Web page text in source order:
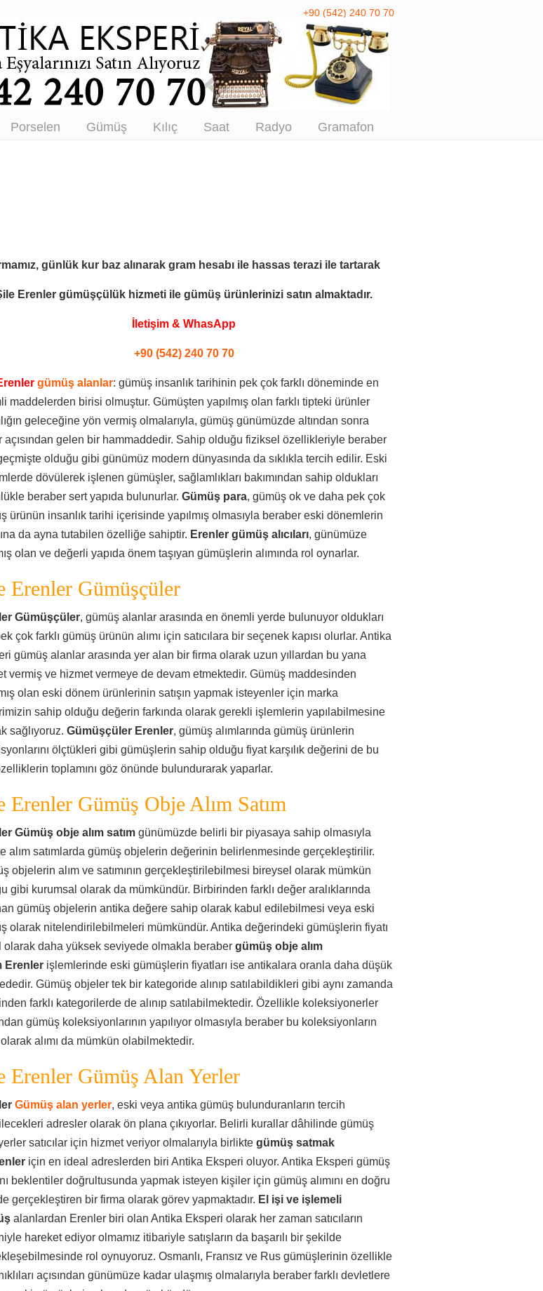
Eşya Alanlar – Antika Alım
+90 (542) 240 70 70
Porselen Gümüş Kılıç Saat Radyo Gramafon
günlük kur baz alınarak gram hesabı ile hassas terazi ile tartarak
Erenler gümüşçülük hizmeti ile gümüş ürünlerinizi satın almaktadır.
İletişim & WhasApp
+90 (542) 240 70 70
gümüş alanlar: gümüş insanlık tarihinin pek çok farklı döneminde en
maddelerden birisi olmuştur. Gümüşten yapılmış olan farklı tipteki ürünler
geleceğine yön vermiş olmalarıyla, gümüş günümüzde altından sonra
açısından gelen bir hammaddedir. Sahip olduğu fiziksel özellikleriyle beraber
geçmişte olduğu gibi günümüz modern dünyasında da sıklıkla tercih edilir. Eski
dövülerek işlenen gümüşler, sağlamlıkları bakımından sahip oldukları
beraber sert yapıda bulunurlar. Gümüş para, gümüş ok ve daha pek çok
ürünün insanlık tarihi içerisinde yapılmış olmasıyla beraber eski dönemlerin
da ayna tutabilen özelliğe sahiptir. Erenler gümüş alıcıları, günümüze
olan ve değerli yapıda önem taşıyan gümüşlerin alımında rol oynarlar.
Erenler Gümüşçüler
Gümüşçüler, gümüş alanlar arasında en önemli yerde bulunuyor oldukları
çok farklı gümüş ürünün alımı için satıcılara bir seçenek kapısı olurlar. Antika
gümüş alanlar arasında yer alan bir firma olarak uzun yıllardan bu yana
vermiş ve hizmet vermeye de devam etmektedir. Gümüş maddesinden
olan eski dönem ürünlerinin satışın yapmak isteyenler için marka
sahip olduğu değerin farkında olarak gerekli işlemlerin yapılabilmesine
sağlıyoruz. Gümüşçüler Erenler, gümüş alımlarında gümüş ürünlerin
ölçtükleri gibi gümüşlerin sahip olduğu fiyat karşılık değerini de bu
toplamını göz önünde bulundurarak yaparlar.
Erenler Gümüş Obje Alım Satım
Gümüş obje alım satım günümüzde belirli bir piyasaya sahip olmasıyla
alım satımlarda gümüş objelerin değerinin belirlenmesinde gerçekleştirilir.
objelerin alım ve satımının gerçekleştirilebilmesi bireysel olarak mümkün
gibi kurumsal olarak da mümkündür. Birbirinden farklı değer aralıklarında
gümüş objelerin antika değere sahip olarak kabul edilebilmesi veya eski
olarak nitelendirilebilmeleri mümkündür. Antika değerindeki gümüşlerin fiyatı
olarak daha yüksek seviyede olmakla beraber gümüş obje alım
Erenler işlemlerinde eski gümüşlerin fiyatları ise antikalara oranla daha düşük
Gümüş objeler tek bir kategoride alınıp satılabildikleri gibi aynı zamanda
farklı kategorilerde de alınıp satılabilmektedir. Özellikle koleksiyonerler
gümüş koleksiyonlarının yapılıyor olmasıyla beraber bu koleksiyonların
alımı da mümkün olabilmektedir.
Erenler Gümüş Alan Yerler
Gümüş alan yerler, eski veya antika gümüş bulunduranların tercih
adresler olarak ön plana çıkıyorlar. Belirli kurallar dâhilinde gümüş
satıcılar için hizmet veriyor olmalarıyla birlikte gümüş satmak
için en ideal adreslerden biri Antika Eksperi oluyor. Antika Eksperi gümüş
beklentiler doğrultusunda yapmak isteyen kişiler için gümüş alımını en doğru
gerçekleştiren bir firma olarak görev yapmaktadır. El işi ve işlemeli
alanlardan Erenler biri olan Antika Eksperi olarak her zaman satıcıların
hareket ediyor olmamız itibariyle satışların da başarılı bir şekilde
rol oynuyoruz. Osmanlı, Fransız ve Rus gümüşlerinin özellikle
açısından günümüze kadar ulaşmış olmalarıyla beraber farklı devletlere